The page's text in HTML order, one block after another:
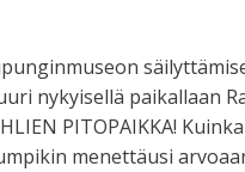
nykyisellä paikallaan
PITOPAIKKA!
menettäusi